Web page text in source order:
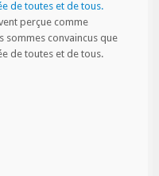
perçue comme
sommes convaincus que
de toutes et de tous.